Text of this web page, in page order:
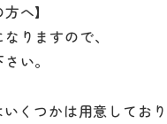
へ】
りますので、
い。
くつかは用意しており